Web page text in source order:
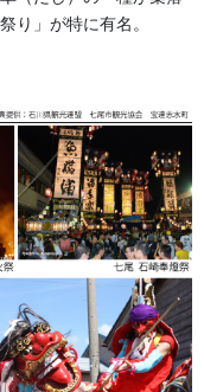
印入れをして
ちょうどいい具合に襟
は既製品の手拭を使
て右に文字が出るよ
置をうま […]
手法について
表的です。メーカー
近年は少ロット(100枚)
り」が特に有名。